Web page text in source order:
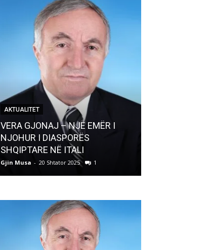
AKTUALITET
VERA GJONAJ – NJË EMËR I
NJOHUR I DIASPORËS
SHQIPTARE NË ITALI
Gjin Musa - 20 Shtator 2025 1